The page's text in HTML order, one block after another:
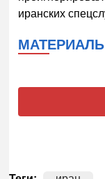
иранских